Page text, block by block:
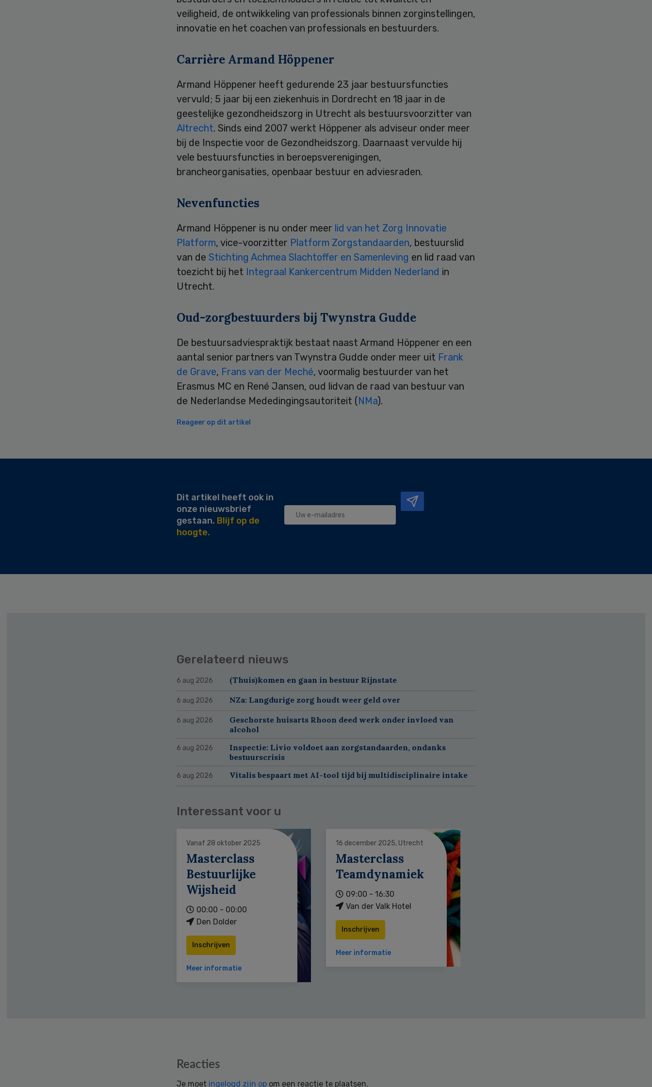
veiligheid, de ontwikkeling van professionals binnen zorginstellingen,
innovatie en het coachen van professionals en bestuurders.
Carrière Armand Höppener
Armand Höppener heeft gedurende 23 jaar bestuursfuncties
vervuld; 5 jaar bij een ziekenhuis in Dordrecht en 18 jaar in de
geestelijke gezondheidszorg in Utrecht als bestuursvoorzitter van
Altrecht. Sinds eind 2007 werkt Höppener als adviseur onder meer
bij de Inspectie voor de Gezondheidszorg. Daarnaast vervulde hij
vele bestuursfuncties in beroepsverenigingen,
brancheorganisaties, openbaar bestuur en adviesraden.
Nevenfuncties
Armand Höppener is nu onder meer lid van het Zorg Innovatie
Platform, vice-voorzitter Platform Zorgstandaarden, bestuurslid
van de Stichting Achmea Slachtoffer en Samenleving en lid raad van
toezicht bij het Integraal Kankercentrum Midden Nederland in
Utrecht.
Oud-zorgbestuurders bij Twynstra Gudde
De bestuursadviespraktijk bestaat naast Armand Höppener en een
aantal senior partners van Twynstra Gudde onder meer uit Frank
de Grave, Frans van der Meché, voormalig bestuurder van het
Erasmus MC en René Jansen, oud lidvan de raad van bestuur van
de Nederlandse Mededingingsautoriteit (NMa).
Reageer op dit artikel
Secondary
Dit artikel heeft ook in
onze nieuwsbrief
gestaan. Blijf op de
hoogte.
Gerelateerd nieuws
6 aug 2026 (Thuis)komen en gaan in bestuur Rijnstate
6 aug 2026 NZa: Langdurige zorg houdt weer geld over
6 aug 2026
Geschorste huisarts Rhoon deed werk onder invloed van
alcohol
6 aug 2026
Inspectie: Livio voldoet aan zorgstandaarden, ondanks
bestuurscrisis
6 aug 2026 Vitalis bespaart met AI-tool tijd bij multidisciplinaire intake
Interessant voor u
Vanaf 28 oktober 2025
Masterclass
Bestuurlijke
Wijsheid
00:00 - 00:00
Den Dolder
Inschrijven
Meer informatie
16 december 2025, Utrecht
Masterclass
Teamdynamiek
09:00 - 16:30
Van der Valk Hotel
Inschrijven
Meer informatie
Reacties
Je moet ingelogd zijn op om een reactie te plaatsen.